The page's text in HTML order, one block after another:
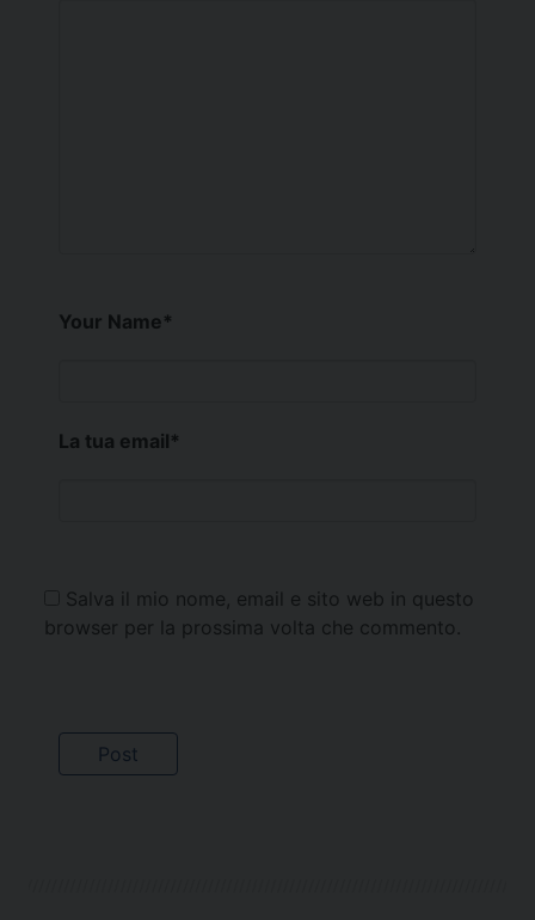
Your Name*
La tua email*
Salva il mio nome, email e sito web in questo
browser per la prossima volta che commento.